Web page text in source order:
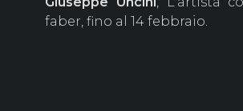
faber, fino al 14 febbraio.